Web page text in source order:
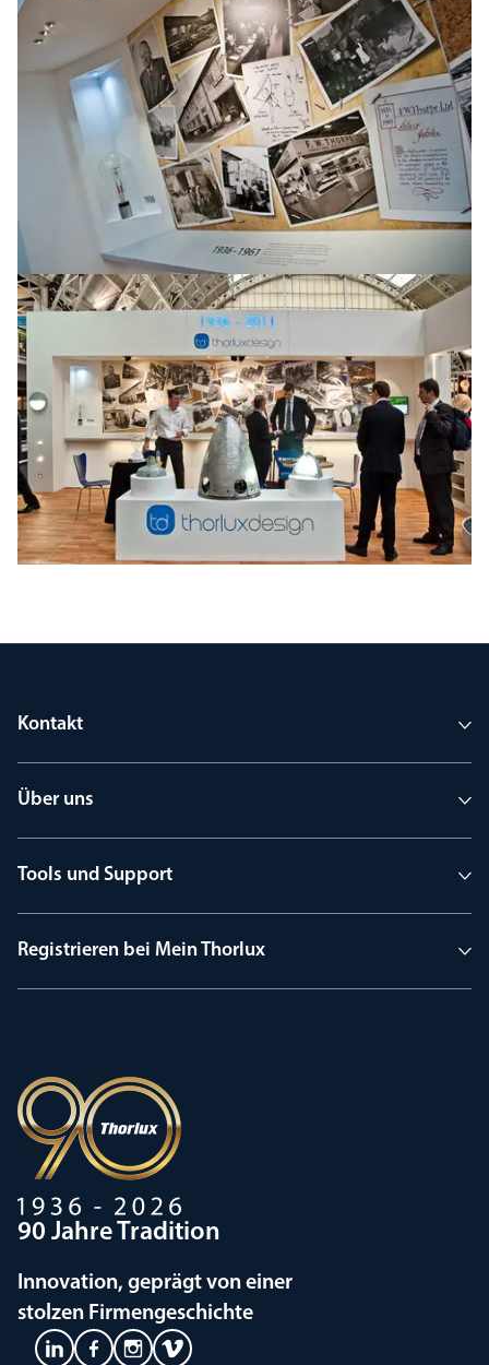
Kontakt
Über uns
Tools und Support
Registrieren bei Mein Thorlux
90 Jahre Tradition
Innovation, geprägt von einer
stolzen Firmengeschichte